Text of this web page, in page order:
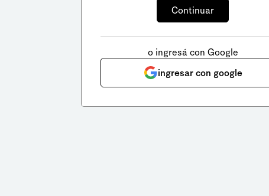
o ingresá con Google
ingresar con google